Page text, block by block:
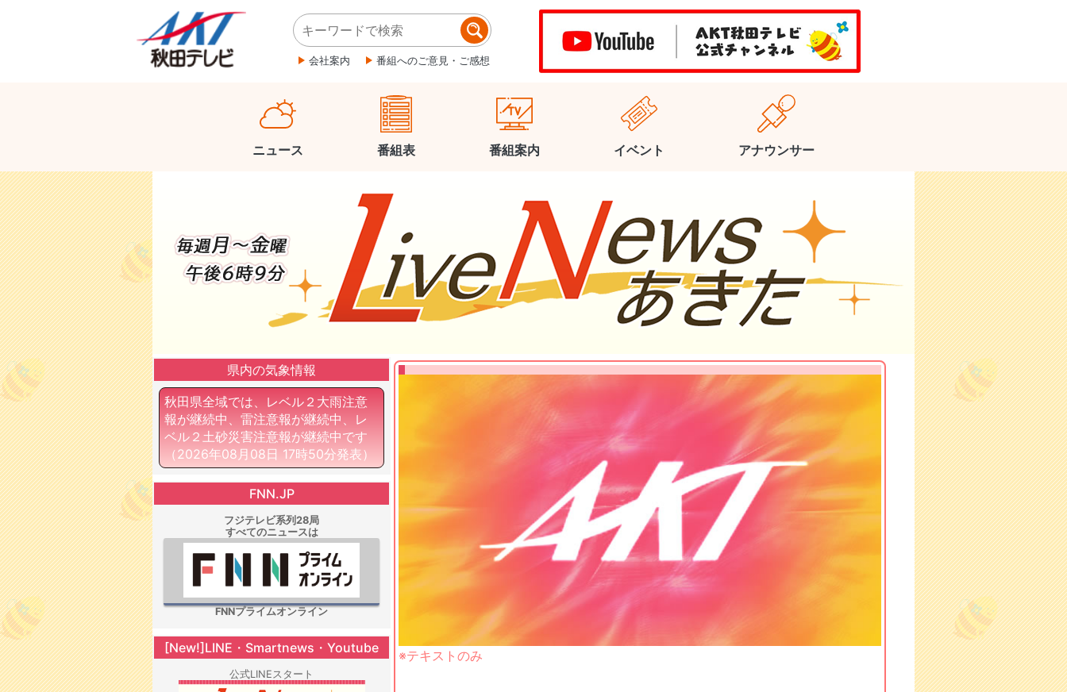
会社案内 番組へのご意見・ご感想
ニュース 番組表 番組案内 イベント アナウンサー
※テキストのみ
県内の気象情報
秋田県全域では、レベル２大雨注意
報が継続中、雷注意報が継続中、レ
ベル２土砂災害注意報が継続中です
（2026年08月08日 17時50分発表）
FNN.JP
フジテレビ系列28局
すべてのニュースは
FNNプライムオンライン
[New!]LINE・Smartnews・Youtube
公式LINEスタート